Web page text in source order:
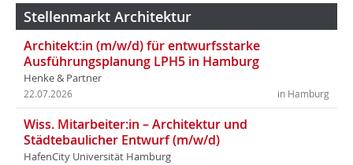
Stellenmarkt Architektur
Architekt:in (m/w/d) für entwurfsstarke
Ausführungsplanung LPH5 in Hamburg
Henke & Partner
in Hamburg
22.07.2026
Wiss. Mitarbeiter:in – Architektur und
Städtebaulicher Entwurf (m/w/d)
HafenCity Universität Hamburg